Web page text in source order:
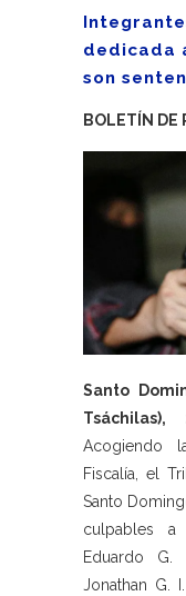
dedicada
son
BOLETÍN DE
Santo
Acogiendo
Fiscalía, el
Santo
culpables
Eduardo
Jonathan G.